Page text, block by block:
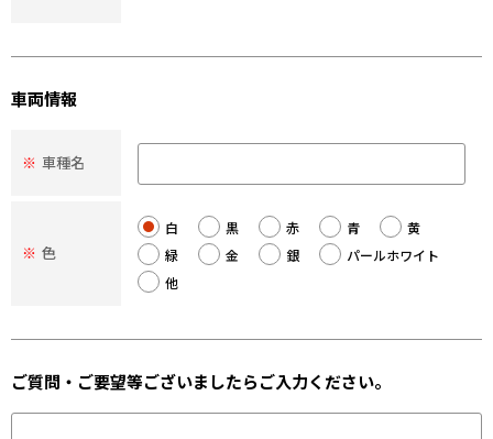
車両情報
※ 車種名
※ 色
白 黒 赤 青
黄
緑
金 銀
パールホワイト
他
ご質問・ご要望等ございましたらご入力ください。